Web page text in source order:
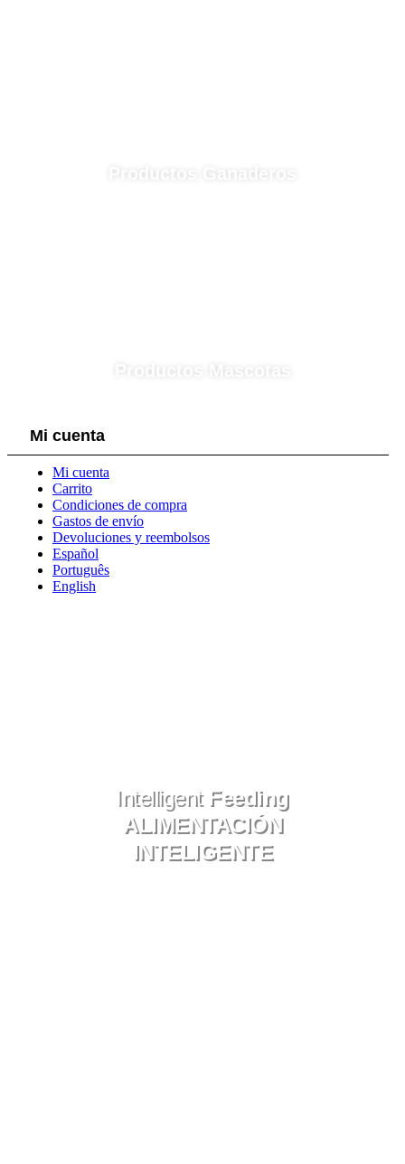
Productos Ganaderos
Productos Mascotas
Mi cuenta
Mi cuenta
Carrito
Condiciones de compra
Gastos de envío
Devoluciones y reembolsos
Español
Português
English
Intelligent Feeding
ALIMENTACIÓN
INTELIGENTE